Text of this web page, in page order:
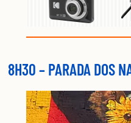
8H30 – PARADA DOS